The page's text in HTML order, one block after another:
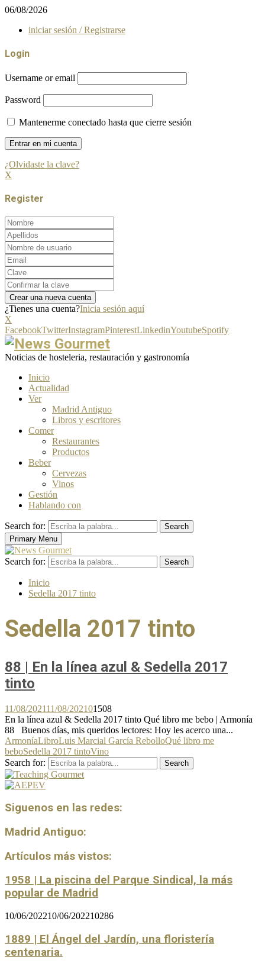
06/08/2026
iniciar sesión / Registrarse
Login
Username or email
Password
Mantenerme conectado hasta que cierre sesión
¿Olvidaste la clave?
X
Register
¿Tienes una cuenta?Inicia sesión aquí
X
FacebookTwitterInstagramPinterestLinkedinYoutubeSpotify
Noticias de hosteleria, restauración y gastronomía
Inicio
Actualidad
Ver
Madrid Antiguo
Libros y escritores
Comer
Restaurantes
Productos
Beber
Cervezas
Vinos
Gestión
Hablando con
Search for:
Search
Primary Menu
Search for: Search
Inicio
Sedella 2017 tinto
Sedella 2017 tinto
88 | En la línea azul & Sedella 2017
tinto
11/08/202111/08/202101508
En la línea azul & Sedella 2017 tinto Qué libro me bebo | Armonía
88 Buenos días, mis queridos lectores: Hoy les acerco una...
ArmoníaLibroLuis Marcial García RebolloQué libro me
beboSedella 2017 tintoVino
Search for:
Search
Siguenos en las redes:
Madrid Antiguo:
Artículos más vistos:
1958 | La piscina del Parque Sindical, la más
popular de Madrid
10/06/202210/06/202210286
1889 | El Ángel del Jardín, una floristería
centenaria.